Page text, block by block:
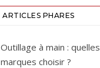
ARTICLES PHARES
Outillage à main : quelles
marques choisir ?